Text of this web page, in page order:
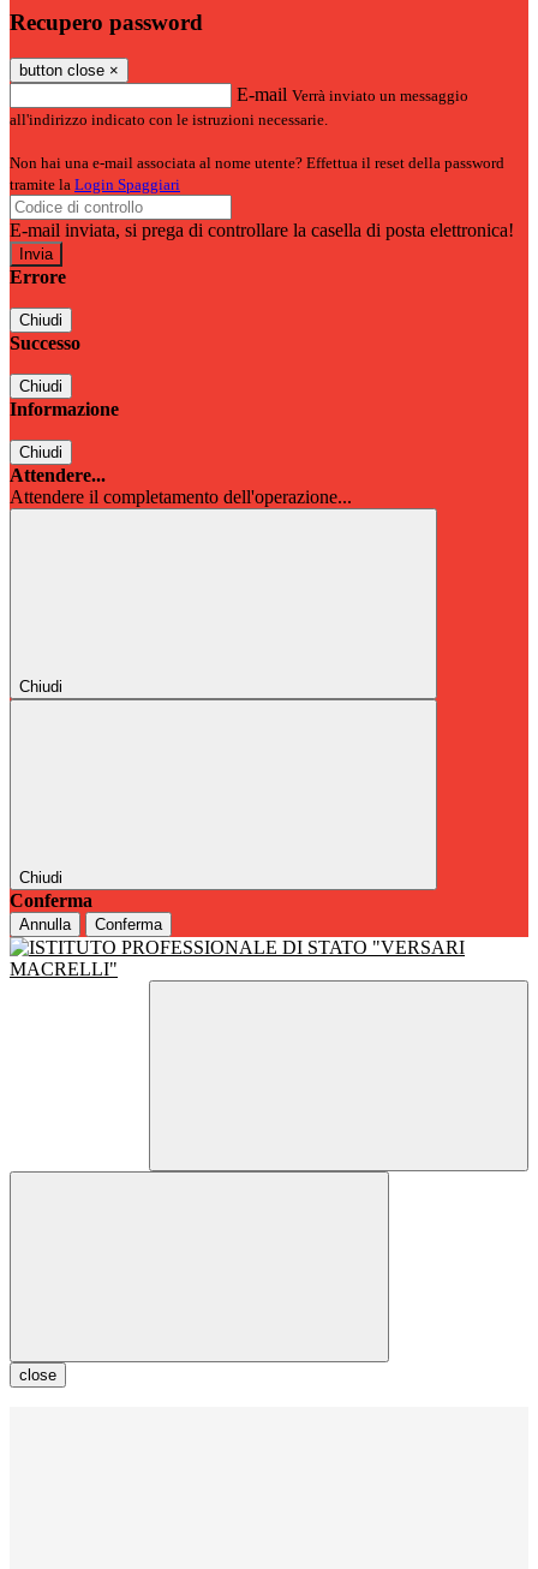
Recupero password
button close ×
E-mail Verrà inviato un messaggio
all'indirizzo indicato con le istruzioni necessarie.
Non hai una e-mail associata al nome utente? Effettua il reset della password
tramite la Login Spaggiari
E-mail inviata, si prega di controllare la casella di posta elettronica!
Errore
Chiudi
Successo
Chiudi
Informazione
Chiudi
Attendere...
Attendere il completamento dell'operazione...
Chiudi
Chiudi
Conferma
Annulla Conferma
close